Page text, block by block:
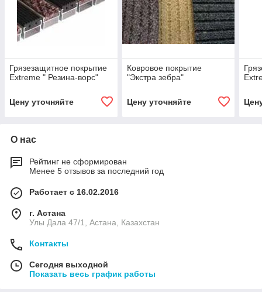
Грязезащитное покрытие
Extreme " Резина-ворс"
Цену уточняйте
Ковровое покрытие
"Экстра зебра"
Цену уточняйте
О нас
Рейтинг не сформирован
Менее 5 отзывов за последний год
Работает с 16.02.2016
г. Астана
Улы Дала 47/1, Астана, Казахстан
Контакты
Сегодня выходной
Показать весь график работы